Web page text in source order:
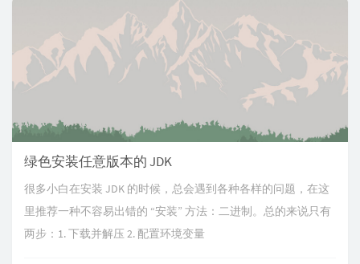
绿色安装任意版本的 JDK
很多小白在安装 JDK 的时候，总会遇到各种各样的问题，在这
里推荐一种不容易出错的 “安装” 方法：二进制。总的来说只有
两步：1. 下载并解压 2. 配置环境变量